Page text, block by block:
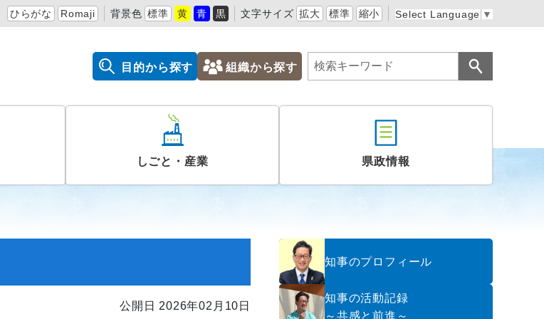
ひらがな Romaji 背景色 標準 黄 青 黒 文字サイズ 拡大 標準 縮小 Select Language ▼
目的から探す 組織から探す
しごと・産業 県政情報
公開日 2026年02月10日
知事のプロフィール
知事の活動記録
～共感と前進～